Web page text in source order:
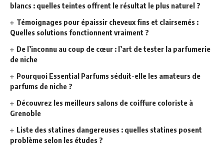
blancs : quelles teintes offrent le résultat le plus naturel ?
Témoignages pour épaissir cheveux fins et clairsemés :
Quelles solutions fonctionnent vraiment ?
De l’inconnu au coup de cœur : l’art de tester la parfumerie
de niche
Pourquoi Essential Parfums séduit-elle les amateurs de
parfums de niche ?
Découvrez les meilleurs salons de coiffure coloriste à
Grenoble
Liste des statines dangereuses : quelles statines posent
problème selon les études ?